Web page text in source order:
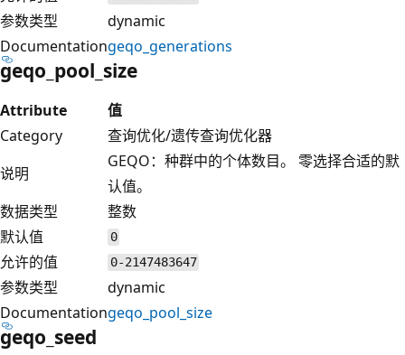
参数类型
dynamic
Documentationgeqo_generations
geqo_pool_size
Attribute
值
Category
查询优化/遗传查询优化器
说明
GEQO：种群中的个体数目。 零选择合适的默
认值。
数据类型
整数
默认值
0
允许的值 0-2147483647
参数类型
dynamic
Documentationgeqo_pool_size
geqo_seed